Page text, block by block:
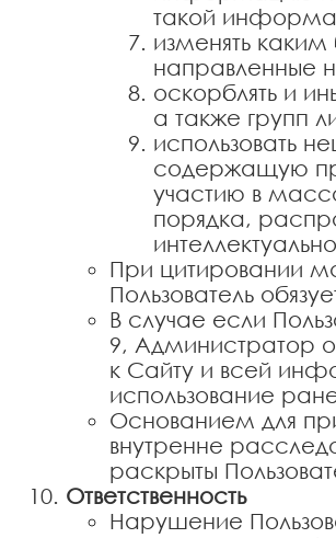
такой
изменять
направленные
оскорблять и
а также групп
использовать
содержащую
участию в
порядка,
При цитировании
Пользователь
В случае если
9, Администратор
к Сайту и всей
использование
Основанием для
внутренне
раскрыты
Ответственность
Нарушение